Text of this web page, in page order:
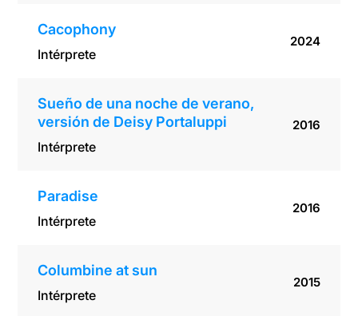
Cacophony
Intérprete
2024
Sueño de una noche de verano,
versión de Deisy Portaluppi
Intérprete
2016
Paradise
Intérprete
2016
Columbine at sun
Intérprete
2015